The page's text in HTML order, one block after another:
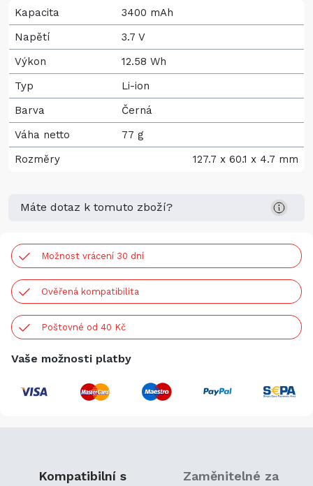
Kapacita
3400 mAh
Napětí
3.7 V
Výkon
12.58 Wh
Typ
Li-ion
Barva
Černá
Váha netto
77 g
Rozměry
127.7 x 60.1 x 4.7 mm
Máte dotaz k tomuto zboží?
Možnost vrácení 30 dní
Ověřená kompatibilita
Poštovné od 40 Kč
Vaše možnosti platby
Kompatibilní s Zaměnitelné za